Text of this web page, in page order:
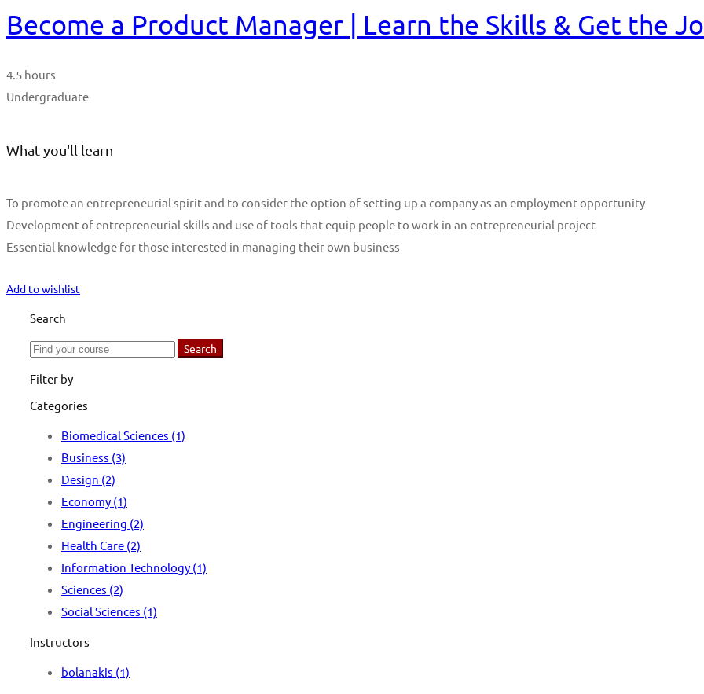
Become a Product Manager | Learn the Skills & Get the
4.5 hours
Undergraduate
What you'll learn
To promote an entrepreneurial spirit and to consider the option of setting up a company as an employment opportunity
Development of entrepreneurial skills and use of tools that equip people to work in an entrepreneurial project
Essential knowledge for those interested in managing their own business
Add to wishlist
Search
Search
Search
Filter by
Categories
Biomedical Sciences (1)
Business (3)
Design (2)
Economy (1)
Engineering (2)
Health Care (2)
Information Technology (1)
Sciences (2)
Social Sciences (1)
Instructors
bolanakis (1)